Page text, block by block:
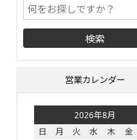
営業カレンダー
2026年8月
日
月 火 水 木 金